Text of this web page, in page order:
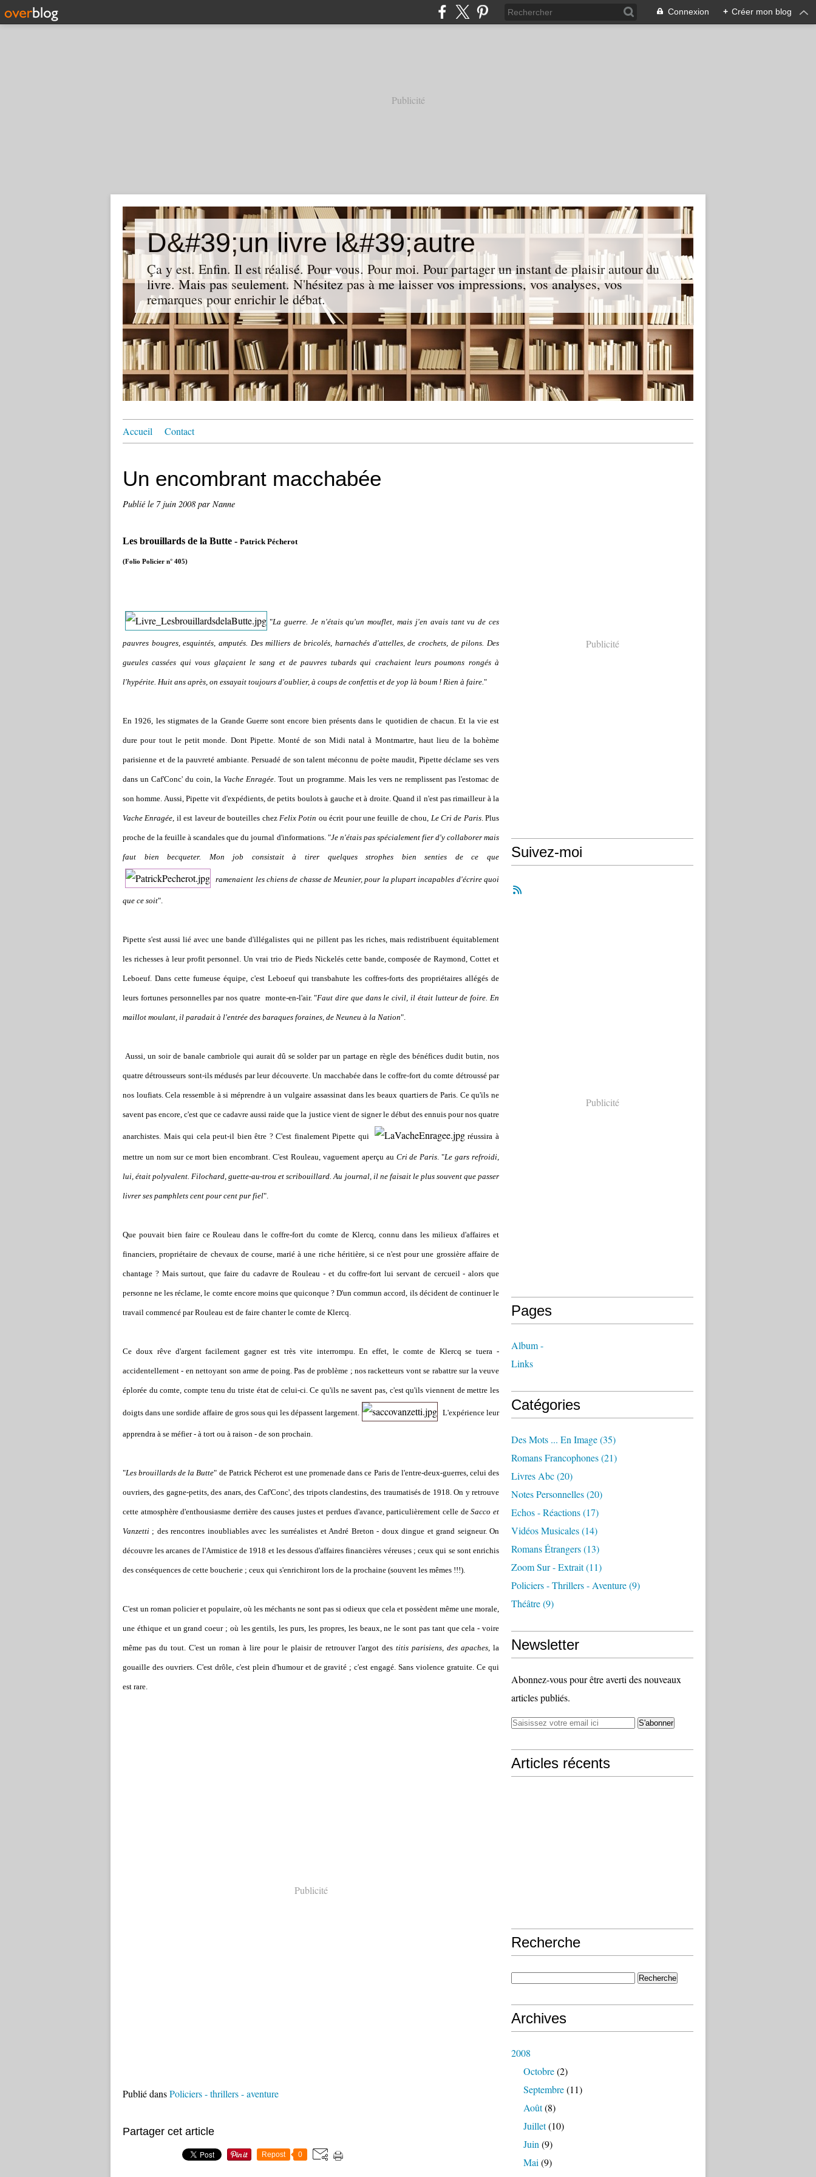
Connexion + Créer mon blog
Publicité
D&#39;un livre l&#39;autre
Ça y est. Enfin. Il est réalisé. Pour vous. Pour moi. Pour partager un instant de plaisir autour du
livre. Mais pas seulement. N'hésitez pas à me laisser vos impressions, vos analyses, vos
remarques pour enrichir le débat.
Accueil Contact
Un encombrant macchabée
Publié le 7 juin 2008 par Nanne
Les brouillards de la Butte - Patrick Pécherot
(Folio Policier n° 405)
"La guerre. Je n'étais qu'un mouflet, mais j'en avais tant vu de ces
pauvres bougres, esquintés, amputés. Des milliers de bricolés, harnachés d'attelles, de crochets, de pilons. Des
gueules cassées qui vous glaçaient le sang et de pauvres tubards qui crachaient leurs poumons rongés à
l'hypérite. Huit ans après, on essayait toujours d'oublier, à coups de confettis et de yop là boum ! Rien à faire."
En 1926, les stigmates de la Grande Guerre sont encore bien présents dans le quotidien de chacun. Et la vie est
dure pour tout le petit monde. Dont Pipette. Monté de son Midi natal à Montmartre, haut lieu de la bohème
parisienne et de la pauvreté ambiante. Persuadé de son talent méconnu de poète maudit, Pipette déclame ses vers
dans un Caf'Conc' du coin, laVache Enragée. Tout un programme. Mais les vers ne remplissent pas l'estomac de
son homme. Aussi, Pipette vit d'expédients, de petits boulots à gauche et à droite. Quand il n'est pas rimailleur à la
Vache Enragée, il est laveur de bouteilles chezFelix Potin ou écrit pour une feuille de chou, Le Cri de Paris. Plus
proche de la feuille à scandales que du journal d'informations. "Je n'étais pas spécialement fier d'y collaborer mais
faut bien becqueter. Mon job consistait à tirer quelques strophes bien senties de ce que
ramenaient les chiens de chasse de Meunier, pour la plupart incapables d'écrire quoi
que ce soit".
Pipette s'est aussi lié avec une bande d'illégalistes qui ne pillent pas les riches, mais redistribuent équitablement
les richesses à leur profit personnel. Un vrai trio de Pieds Nickelés cette bande, composée de Raymond, Cottet et
Leboeuf. Dans cette fumeuse équipe, c'est Leboeuf qui transbahute les coffres-forts des propriétaires allégés de
leurs fortunes personnelles par nos quatre monte-en-l'air. "Faut dire que dans le civil, il était lutteur de foire. En
maillot moulant, il paradait à l'entrée des baraques foraines, de Neuneu à la Nation".
Aussi, un soir de banale cambriole qui aurait dû se solder par un partage en règle des bénéfices dudit butin, nos
quatre détrousseurs sont-ils médusés par leur découverte. Un macchabée dans le coffre-fort du comte détroussé par
nos loufiats. Cela ressemble à si méprendre à un vulgaire assassinat dans les beaux quartiers de Paris. Ce qu'ils ne
savent pas encore, c'est que ce cadavre aussi raide que la justice vient de signer le début des ennuis pour nos quatre
anarchistes. Mais qui cela peut-il bien être ? C'est finalement Pipette qui réussira à
mettre un nom sur ce mort bien encombrant. C'est Rouleau, vaguement aperçu au Cri de Paris. "Le gars refroidi,
lui, était polyvalent. Filochard, guette-au-trou et scribouillard. Au journal, il ne faisait le plus souvent que passer
livrer ses pamphlets cent pour cent pur fiel".
Que pouvait bien faire ce Rouleau dans le coffre-fort du comte de Klercq, connu dans les milieux d'affaires et
financiers, propriétaire de chevaux de course, marié à une riche héritière, si ce n'est pour une grossière affaire de
chantage ? Mais surtout, que faire du cadavre de Rouleau - et du coffre-fort lui servant de cercueil - alors que
personne ne les réclame, le comte encore moins que quiconque ? D'un commun accord, ils décident de continuer le
travail commencé par Rouleau est de faire chanter le comte de Klercq.
Ce doux rêve d'argent facilement gagner est très vite interrompu. En effet, le comte de Klercq se tuera -
accidentellement - en nettoyant son arme de poing. Pas de problème ; nos racketteurs vont se rabattre sur la veuve
éplorée du comte, compte tenu du triste état de celui-ci. Ce qu'ils ne savent pas, c'est qu'ils viennent de mettre les
doigts dans une sordide affaire de gros sous qui les dépassent largement. L'expérience leur
apprendra à se méfier - à tort ou à raison - de son prochain.
"Les brouillards de la Butte" de Patrick Pécherot est une promenade dans ce Paris de l'entre-deux-guerres, celui des
ouvriers, des gagne-petits, des anars, des Caf'Conc', des tripots clandestins, des traumatisés de 1918. On y retrouve
cette atmosphère d'enthousiasme derrière des causes justes et perdues d'avance, particulièrement celle deSacco et
Vanzetti ; des rencontres inoubliables avec les surréalistes et André Breton - doux dingue et grand seigneur. On
découvre les arcanes de l'Armistice de 1918 et les dessous d'affaires financières véreuses ; ceux qui se sont enrichis
des conséquences de cette boucherie ; ceux qui s'enrichiront lors de la prochaine (souvent les mêmes !!!).
C'est un roman policier et populaire, où les méchants ne sont pas si odieux que cela et possèdent même une morale,
une éthique et un grand coeur ; où les gentils, les purs, les propres, les beaux, ne le sont pas tant que cela - voire
même pas du tout. C'est un roman à lire pour le plaisir de retrouver l'argot des titis parisiens, des apaches, la
gouaille des ouvriers. C'est drôle, c'est plein d'humour et de gravité ; c'est engagé. Sans violence gratuite. Ce qui
est rare.
Publicité
Publié dansPoliciers - thrillers - aventure
Partager cet article
Repost 0
Publicité
Suivez-moi
Publicité
Pages
Album -
Links
Catégories
Des Mots ... En Image(35)
Romans Francophones(21)
Livres Abc(20)
Notes Personnelles(20)
Echos - Réactions(17)
Vidéos Musicales(14)
Romans Étrangers(13)
Zoom Sur - Extrait(11)
Policiers - Thrillers - Aventure(9)
Théâtre(9)
Newsletter
Abonnez-vous pour être averti des nouveaux
articles publiés.
Articles récents
Recherche
Archives
2008
Octobre(2)
Septembre(11)
Août(8)
Juillet(10)
Juin (9)
Mai (9)